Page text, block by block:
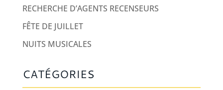
RECHERCHE D’AGENTS RECENSEURS
FÊTE DE JUILLET
NUITS MUSICALES
CATÉGORIES